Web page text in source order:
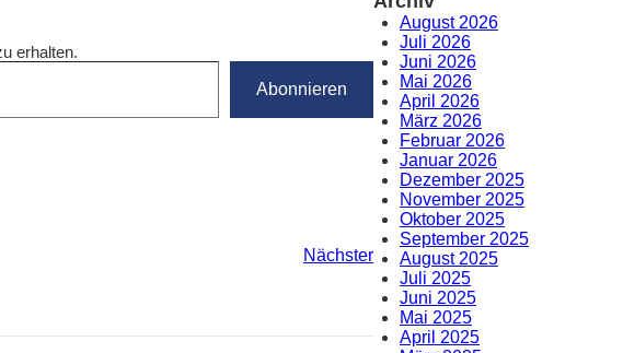
erhalten.
Abonnieren
Nächster
August 2026
Juli 2026
Juni 2026
Mai 2026
April 2026
März 2026
Februar 2026
Januar 2026
Dezember 2025
November 2025
Oktober 2025
September 2025
August 2025
Juli 2025
Juni 2025
Mai 2025
April 2025